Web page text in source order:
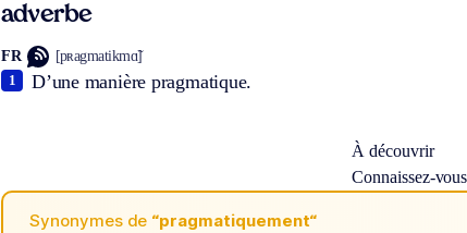
adverbe
FR [pʀagmatikmɑ̃]
D’une manière pragmatique.
1
À découvrir
Connaissez-
Synonymes de “pragmatiquement“